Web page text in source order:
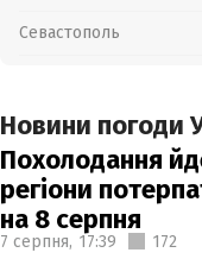
Севастополь
Новини погоди
Похолодання
регіони
на 8 серпня
7 серпня, 17:39 172